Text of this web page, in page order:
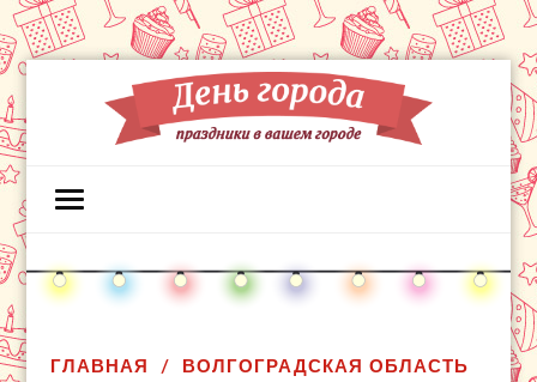
ГЛАВНАЯ
ВОЛГОГРАДСКАЯ ОБЛАСТЬ